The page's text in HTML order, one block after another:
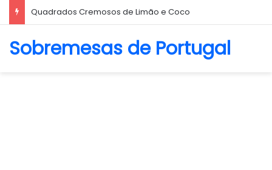
Biscoito Amanteigado
Sobremesas de Portugal